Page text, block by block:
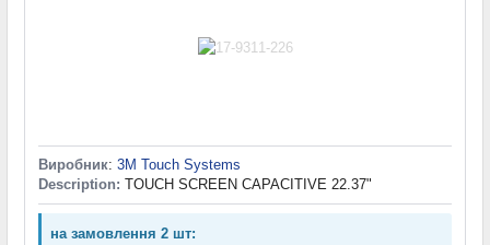
Виробник: 3M Touch Systems
Description: TOUCH SCREEN CAPACITIVE 22.37"
на замовлення 2 шт: